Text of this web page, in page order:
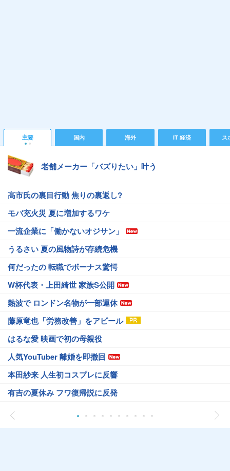
主要 国内 海外 IT 経済 ス
老舗メーカー「バズりたい」叶う
高市氏の裏目行動 焦りの裏返し?
モバ充火災 夏に増加するワケ
一流企業に「働かないオジサン」
うるさい 夏の風物詩が存続危機
何だったの 転職でボーナス驚愕
W杯代表・上田綺世 家族S公開
熱波で ロンドン名物が一部運休
藤原竜也「労務改善」をアピール
はるな愛 映画で初の母親役
人気YouTuber 離婚を即撤回
本田紗来 人生初コスプレに反響
有吉の夏休み フワ復帰説に反発